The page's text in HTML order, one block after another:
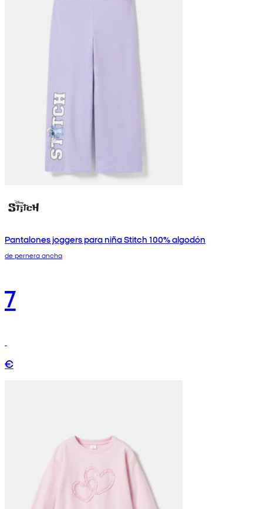
Pantalones joggers para niña Stitch 100% algodón
de pernera ancha
7
€